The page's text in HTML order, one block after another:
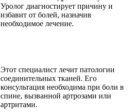
Уролог диагностирует причину и
избавит от болей, назначив
необходимое лечение.
Этот специалист лечит патологии
соединительных тканей. Его
консультация необходима при боли в
спине, вызванной артрозами или
артритами.